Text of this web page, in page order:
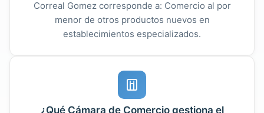
Correal Gomez corresponde a: Comercio al por
menor de otros productos nuevos en
establecimientos especializados.
¿Qué Cámara de Comercio gestiona el